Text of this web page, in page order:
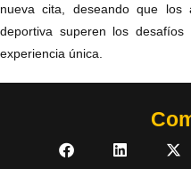
nueva cita, deseando que los
deportiva superen los
experiencia única.